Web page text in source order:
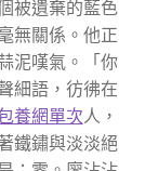
被遺棄的藍色
無關係。他正
泥嘆氣。「你
細語，彷彿在
養網單次人，
鐵鏽與淡淡絕